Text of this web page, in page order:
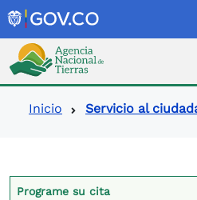
Logo Agencia Nacional de
Ruta de
Inicio Servicio al
Contexto Servicio
Programe su cita